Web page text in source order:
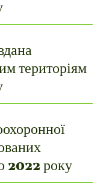
територіям
2022 року